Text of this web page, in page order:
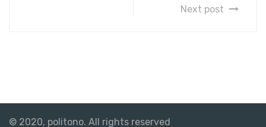
Next post
© 2020, politono. All rights reserved